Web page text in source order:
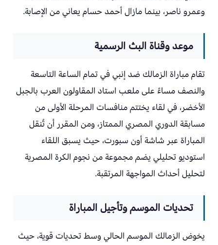
وعمرو ناصر، بينما مازال أحمد حسام يعاني من الإصابة.
موعد وقناة البث الرسمية
تقام مباراة الزمالك ضد إنبي في تمام الساعة التاسعة
والنصف مساءً على ملعب استاد المقاولون العرب بالجبل
الأخضر، في لقاء يختتم منافسات المرحلة الأولى من
مسابقة الدوري المصري الممتاز، ومن المقرر أن تُنقل
المباراة عبر شاشة أون سبورت، حيث يسبق اللقاء
استوديو تحليلي يضم مجموعة من نجوم الكرة المصرية
لتحليل أحداث المواجهة المرتقبة.
تحديات الموسم وتأجيل المباراة
يخوض الزمالك الموسم الحالي وسط تحديات قوية، حيث